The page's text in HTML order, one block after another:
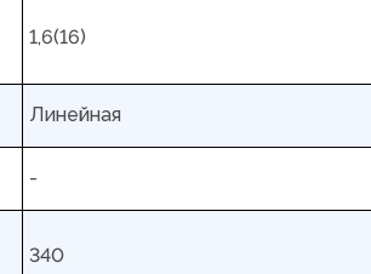
1,6(16)
Линейная
-
340